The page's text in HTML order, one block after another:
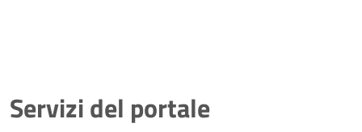
Servizi del portale